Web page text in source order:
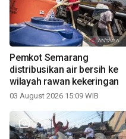
Pemkot Semarang
distribusikan air bersih ke
wilayah rawan kekeringan
03 August 2026 15:09 WIB